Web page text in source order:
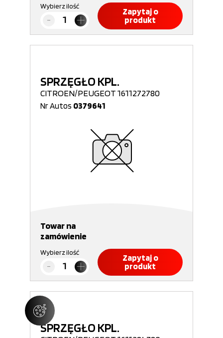
Wybierz ilość
Zapytaj o
produkt
SPRZĘGŁO KPL.
CITROEN/PEUGEOT 1611272780
Nr Autos 0379641
Towar na
zamówienie
Wybierz ilość
Zapytaj o
produkt
SPRZĘGŁO KPL.